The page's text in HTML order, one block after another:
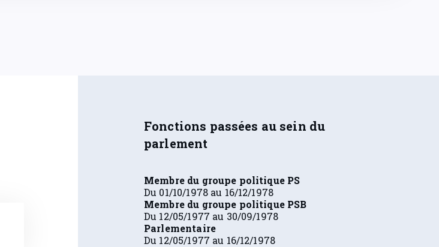
Fonctions passées au sein du
parlement
Membre du groupe politique PS
Du 01/10/1978 au 16/12/1978
Membre du groupe politique PSB
Du 12/05/1977 au 30/09/1978
Parlementaire
Du 12/05/1977 au 16/12/1978